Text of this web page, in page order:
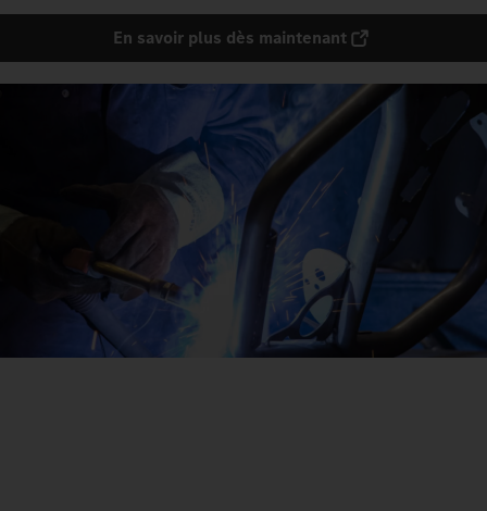
En savoir plus dès maintenant